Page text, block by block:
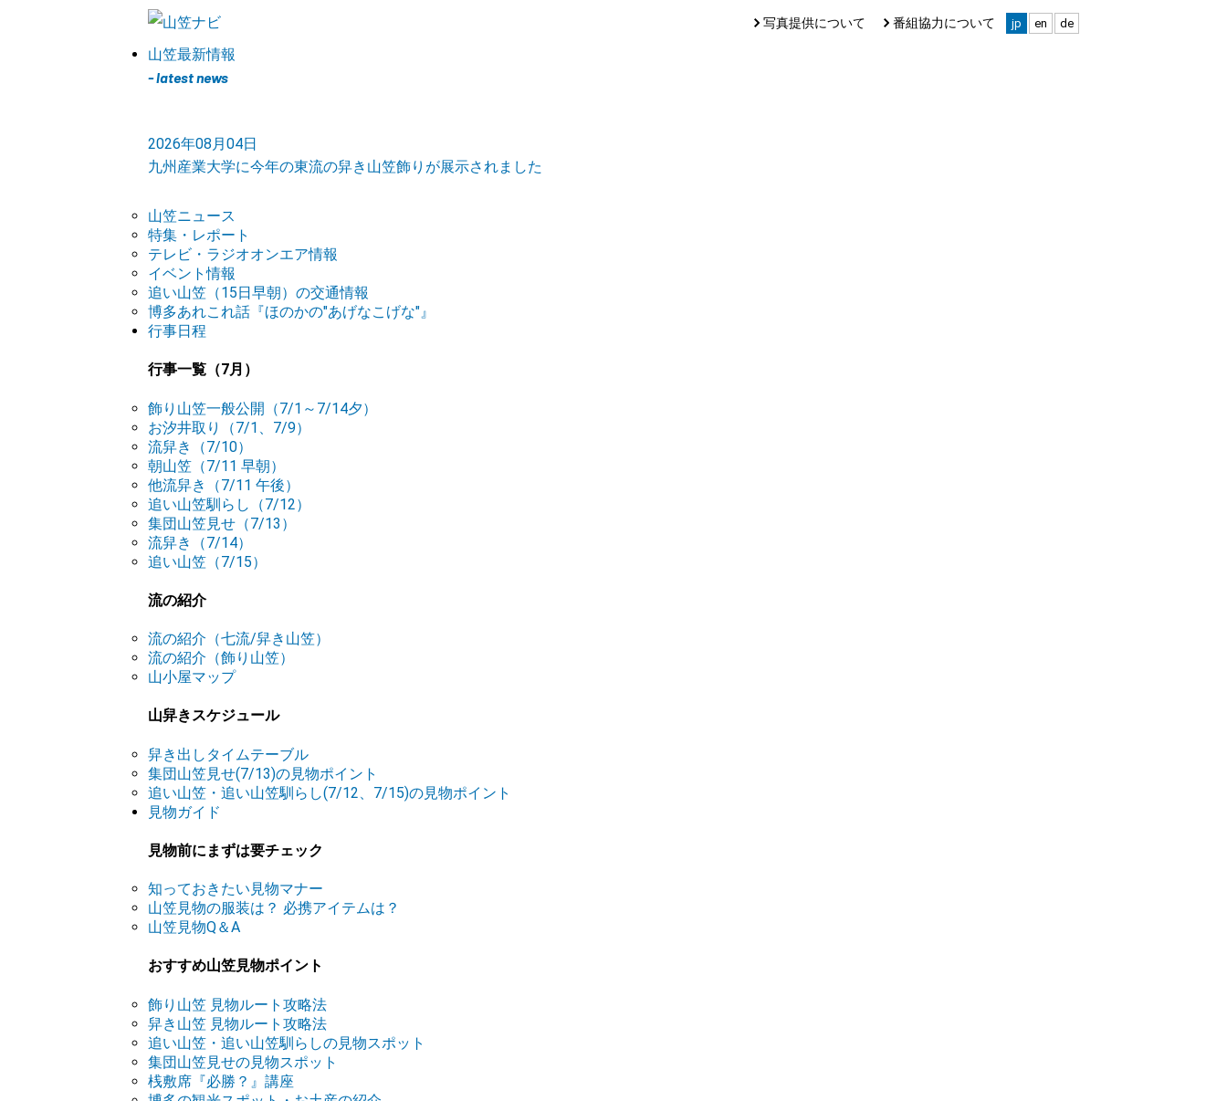
写真提供について 番組協力について jp en de
山笠最新情報
- latest news
2026年08月04日
九州産業大学に今年の東流の舁き山笠飾りが展示されました
山笠ニュース
特集・レポート
テレビ・ラジオオンエア情報
イベント情報
追い山笠（15日早朝）の交通情報
博多あれこれ話『ほのかの"あげなこげな"』
行事日程
行事一覧（7月）
飾り山笠一般公開（7/1～7/14夕）
お汐井取り（7/1、7/9）
流舁き（7/10）
朝山笠（7/11 早朝）
他流舁き（7/11 午後）
追い山笠馴らし（7/12）
集団山笠見せ（7/13）
流舁き（7/14）
追い山笠（7/15）
流の紹介
流の紹介（七流/舁き山笠）
流の紹介（飾り山笠）
山小屋マップ
山舁きスケジュール
舁き出しタイムテーブル
集団山笠見せ(7/13)の見物ポイント
追い山笠・追い山笠馴らし(7/12、7/15)の見物ポイント
見物ガイド
見物前にまずは要チェック
知っておきたい見物マナー
山笠見物の服装は？ 必携アイテムは？
山笠見物Q＆A
おすすめ山笠見物ポイント
飾り山笠 見物ルート攻略法
舁き山笠 見物ルート攻略法
追い山笠・追い山笠馴らしの見物スポット
集団山笠見せの見物スポット
桟敷席『必勝？』講座